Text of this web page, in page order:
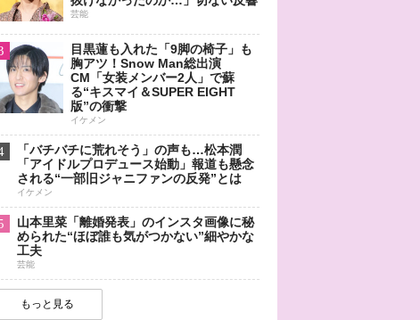
芸能
目黒蓮も入れた「9脚の椅子」も
胸アツ！Snow Man総出演
CM「女装メンバー2人」で蘇
る“キスマイ＆SUPER EIGHT
版”の衝撃
イケメン
「バチバチに荒れそう」の声も…松本潤
「アイドルプロデュース始動」報道も懸念
される“一部旧ジャニファンの反発”とは
イケメン
山本里菜「離婚発表」のインスタ画像に秘
められた“ほぼ誰も気がつかない”細やかな
工夫
芸能
もっと見る